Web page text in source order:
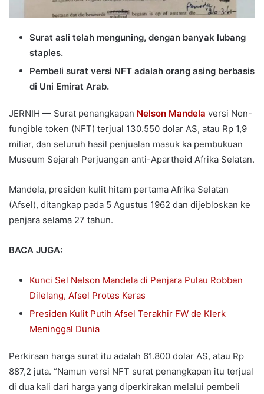
Surat asli telah menguning, dengan banyak lubang
staples.
Pembeli surat versi NFT adalah orang asing berbasis
di Uni Emirat Arab.
JERNIH — Surat penangkapan Nelson Mandela versi Non-
fungible token (NFT) terjual 130.550 dolar AS, atau Rp 1,9
miliar, dan seluruh hasil penjualan masuk ka pembukuan
Museum Sejarah Perjuangan anti-Apartheid Afrika Selatan.
Mandela, presiden kulit hitam pertama Afrika Selatan
(Afsel), ditangkap pada 5 Agustus 1962 dan dijebloskan ke
penjara selama 27 tahun.
BACA JUGA:
Kunci Sel Nelson Mandela di Penjara Pulau Robben
Dilelang, Afsel Protes Keras
Presiden Kulit Putih Afsel Terakhir FW de Klerk
Meninggal Dunia
Perkiraan harga surat itu adalah 61.800 dolar AS, atau Rp
887,2 juta. “Namun versi NFT surat penangkapan itu terjual
di dua kali dari harga yang diperkirakan melalui pembeli